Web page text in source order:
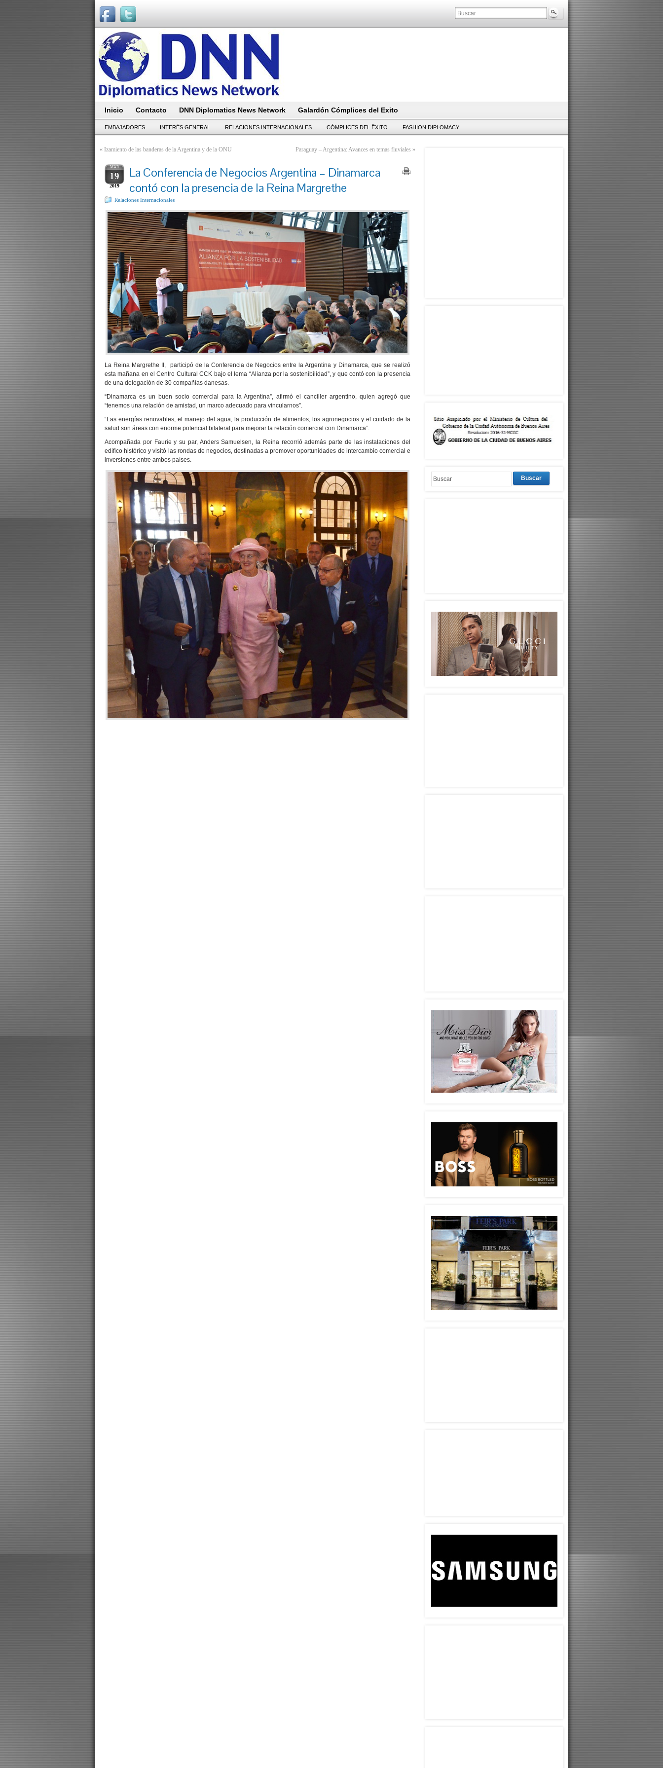
Inicio Contacto DNN Diplomatics News Network Galardón Cómplices del Exito
EMBAJADORES INTERÉS GENERAL RELACIONES INTERNACIONALES CÓMPLICES DEL ËXITO FASHION DIPLOMACY
« Izamiento de las banderas de la Argentina y de la ONU Paraguay – Argentina: Avances en temas fluviales »
MAR
19
2019
La Conferencia de Negocios Argentina – Dinamarca
contó con la presencia de la Reina Margrethe
Relaciones Internacionales
La Reina Margrethe II, participó de la Conferencia de Negocios entre la Argentina y Dinamarca, que se realizó
esta mañana en el Centro Cultural CCK bajo el lema “Alianza por la sostenibilidad”, y que contó con la presencia
de una delegación de 30 compañías danesas.
“Dinamarca es un buen socio comercial para la Argentina”, afirmó el canciller argentino, quien agregó que
“tenemos una relación de amistad, un marco adecuado para vincularnos”.
“Las energías renovables, el manejo del agua, la producción de alimentos, los agronegocios y el cuidado de la
salud son áreas con enorme potencial bilateral para mejorar la relación comercial con Dinamarca”.
Acompañada por Faurie y su par, Anders Samuelsen, la Reina recorrió además parte de las instalaciones del
edifico histórico y visitó las rondas de negocios, destinadas a promover oportunidades de intercambio comercial e
inversiones entre ambos países.
Buscar